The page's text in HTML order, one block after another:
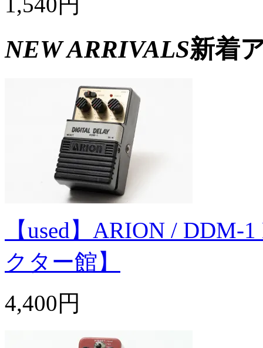
NEW ARRIVALS新着
【used】ARION /
クター館】
4,400円